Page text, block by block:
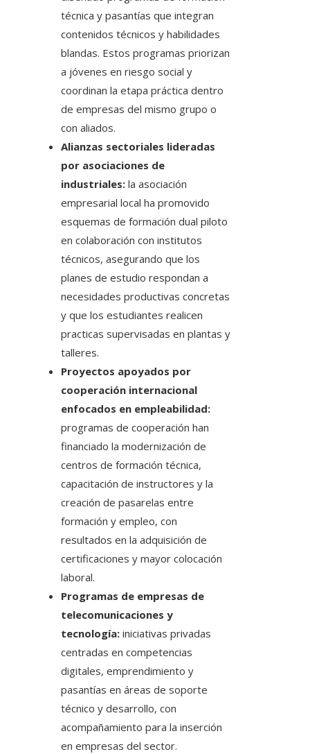
técnica y pasantías que integran
contenidos técnicos y habilidades
blandas. Estos programas priorizan
a jóvenes en riesgo social y
coordinan la etapa práctica dentro
de empresas del mismo grupo o
con aliados.
Alianzas sectoriales lideradas
por asociaciones de
industriales: la asociación
empresarial local ha promovido
esquemas de formación dual piloto
en colaboración con institutos
técnicos, asegurando que los
planes de estudio respondan a
necesidades productivas concretas
y que los estudiantes realicen
practicas supervisadas en plantas y
talleres.
Proyectos apoyados por
cooperación internacional
enfocados en empleabilidad:
programas de cooperación han
financiado la modernización de
centros de formación técnica,
capacitación de instructores y la
creación de pasarelas entre
formación y empleo, con
resultados en la adquisición de
certificaciones y mayor colocación
laboral.
Programas de empresas de
telecomunicaciones y
tecnología: iniciativas privadas
centradas en competencias
digitales, emprendimiento y
pasantías en áreas de soporte
técnico y desarrollo, con
acompañamiento para la inserción
en empresas del sector.